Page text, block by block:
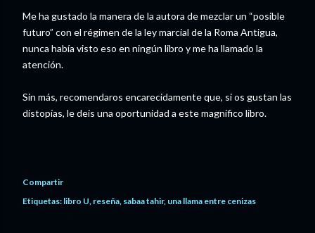
Me ha gustado la manera de la autora de mezclar un “posible
futuro” con el régimen de la ley marcial de la Roma Antigua,
nunca había visto eso en ningún libro y me ha llamado la
atención.
Sin más, recomendaros encarecidamente que, si os gustan las
distopías, le deis una oportunidad a este magnífico libro.
Compartir
Etiquetas: libro U reseña sabaa tahir una llama entre cenizas